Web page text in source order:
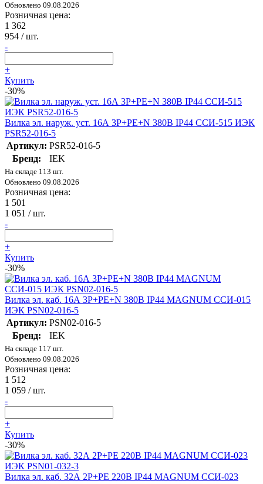
Обновлено 09.08.2026
Розничная цена:
1 362
954 / шт.
-
+
Купить
-30%
Вилка эл. наруж. уст. 16А 3P+PE+N 380В IP44 ССИ-515 ИЭК
PSR52-016-5
Артикул: PSR52-016-5
Бренд:
IEK
На складе 113 шт.
Обновлено 09.08.2026
Розничная цена:
1 501
1 051 / шт.
-
+
Купить
-30%
Вилка эл. каб. 16А 3P+PE+N 380В IP44 MAGNUM ССИ-015
ИЭК PSN02-016-5
Артикул: PSN02-016-5
Бренд:
IEK
На складе 117 шт.
Обновлено 09.08.2026
Розничная цена:
1 512
1 059 / шт.
-
+
Купить
-30%
Вилка эл. каб. 32А 2P+PE 220В IP44 MAGNUM ССИ-023